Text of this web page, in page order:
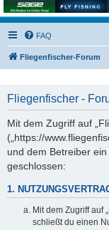
FAQ
Fliegenfischer-Forum
Fliegenfischer -
Mit dem Zugriff auf
(„https://
und dem Betreiber
geschlossen:
1.
Mit dem Zugriff auf
schließt du einen